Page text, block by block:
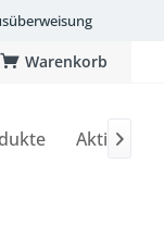
Warenkorb
Aktionen
